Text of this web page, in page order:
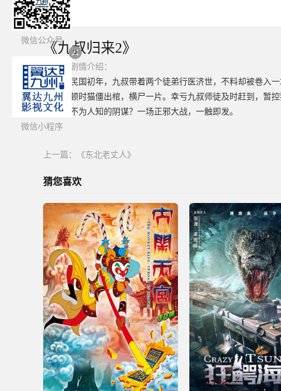
《九叔归来2》
简介：
剧情介绍：
民国初年，九叔带着两个徒弟行医济世，不料却被卷入
顿时猫僵出棺，横尸一片。幸亏九叔师徒及时赶到，暂
不为人知的阴谋？一场正邪大战，一触即发。
上一篇： 《东北老丈人》
猜您喜欢
微信公众号
微信小程序